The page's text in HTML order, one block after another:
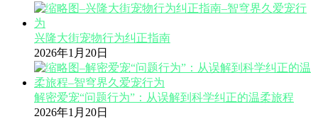
兴隆大街宠物行为纠正指南
2026年1月20日
解密爱宠“问题行为”：从误解到科学纠正的温柔旅程
2026年1月20日